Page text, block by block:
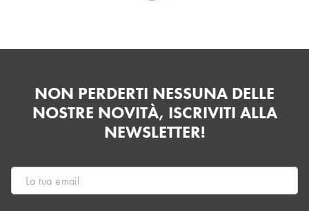
NON PERDERTI NESSUNA DELLE
NOSTRE NOVITÀ, ISCRIVITI ALLA
NEWSLETTER!